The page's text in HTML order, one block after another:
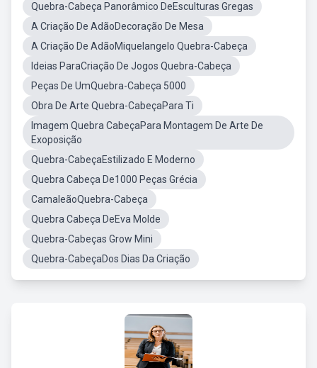
Quebra-Cabeça Panorâmico DeEsculturas Gregas
A Criação De AdãoDecoração De Mesa
A Criação De AdãoMiquelangelo Quebra-Cabeça
Ideias ParaCriação De Jogos Quebra-Cabeça
Peças De UmQuebra-Cabeça 5000
Obra De Arte Quebra-CabeçaPara Ti
Imagem Quebra CabeçaPara Montagem De Arte De
Exoposição
Quebra-CabeçaEstilizado E Moderno
Quebra Cabeça De1000 Peças Grécia
CamaleãoQuebra-Cabeça
Quebra Cabeça DeEva Molde
Quebra-Cabeças Grow Mini
Quebra-CabeçaDos Dias Da Criação